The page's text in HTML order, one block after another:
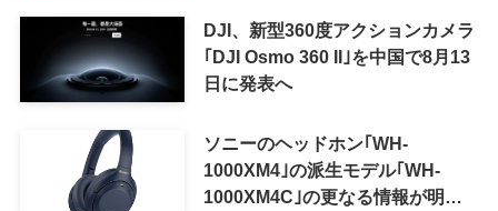
可能に
DJI、新型360度アクションカメラ
｢DJI Osmo 360 II｣を中国で8月13
日に発表へ
ソニーのヘッドホン｢WH-
1000XM4｣の派生モデル｢WH-
1000XM4C｣の更なる情報が明ら